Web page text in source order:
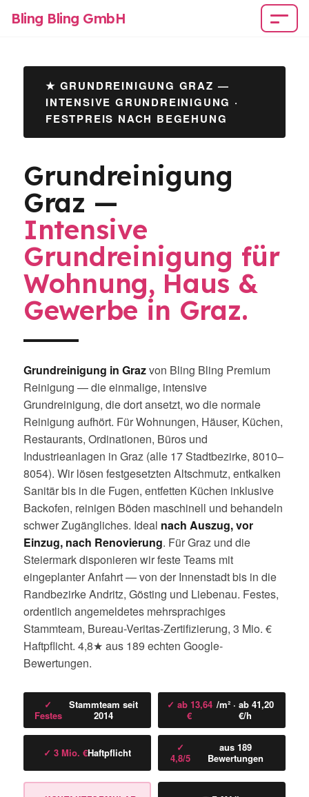
Bling Bling GmbH
★ GRUNDREINIGUNG GRAZ —
INTENSIVE GRUNDREINIGUNG ·
FESTPREIS NACH BEGEHUNG
Grundreinigung
Graz —
Intensive
Grundreinigung für
Wohnung, Haus &
Gewerbe in Graz.
Grundreinigung in Grazvon Bling Bling Premium
Reinigung — die einmalige, intensive
Grundreinigung, die dort ansetzt, wo die normale
Reinigung aufhört. Für Wohnungen, Häuser, Küchen,
Restaurants, Ordinationen, Büros und
Industrieanlagen in Graz (alle 17 Stadtbezirke, 8010–
8054). Wir lösen festgesetzten Altschmutz, entkalken
Sanitär bis in die Fugen, entfetten Küchen inklusive
Backofen, reinigen Böden maschinell und behandeln
schwer Zugängliches. Ideal nach Auszug, vor
Einzug, nach Renovierung. Für Graz und die
Steiermark disponieren wir feste Teams mit
eingeplanter Anfahrt — von der Innenstadt bis in die
Randbezirke Andritz, Gösting und Liebenau. Festes,
ordentlich angemeldetes mehrsprachiges
Stammteam, Bureau-Veritas-Zertifizierung, 3 Mio. €
Haftpflicht. 4,8★ aus 189 echten Google-
Bewertungen.
✓
Festes
Stammteam seit
2014
✓ ab 13,64
€
/m² · ab 41,20
€/h
✓ 3 Mio. €Haftpflicht
✓
4,8/5
aus 189
Bewertungen